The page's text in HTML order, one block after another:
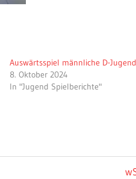
Auswärtsspiel männliche D-Jugend
8. Oktober 2024
In "Jugend Spielberichte"